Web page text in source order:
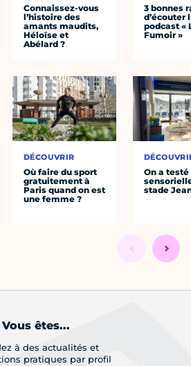
Connaissez-vous
l’histoire des
amants maudits,
Héloïse et
Abélard ?
DÉCOUVRIR
Où faire du sport
gratuitement à
Paris quand on est
une femme ?
3 bonnes
d’écouter
podcast «
Fumoir »
On a
stade
Vous êtes...
à des actualités et
pratiques par profil